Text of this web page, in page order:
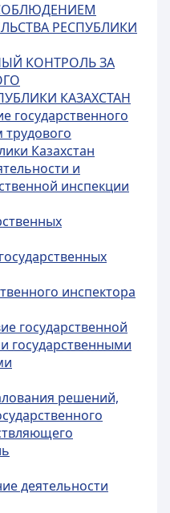
РЕСПУБЛИКИ
КОНТРОЛЬ ЗА
КАЗАХСТАН
государственного
Казахстан
и
инспекции
инспектора
государственной
государственными
решений,
деятельности